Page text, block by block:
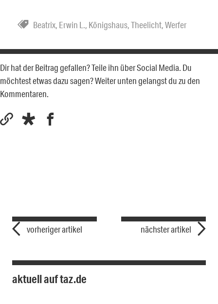
Beatrix, Erwin L., Königshaus,Theelicht,Werfer
Dir hat der Beitrag gefallen? Teile ihn über Social Media. Du
möchtest etwas dazu sagen? Weiter unten gelangst du zu den
Kommentaren.
vorheriger artikel nächster artikel
aktuell auf taz.de